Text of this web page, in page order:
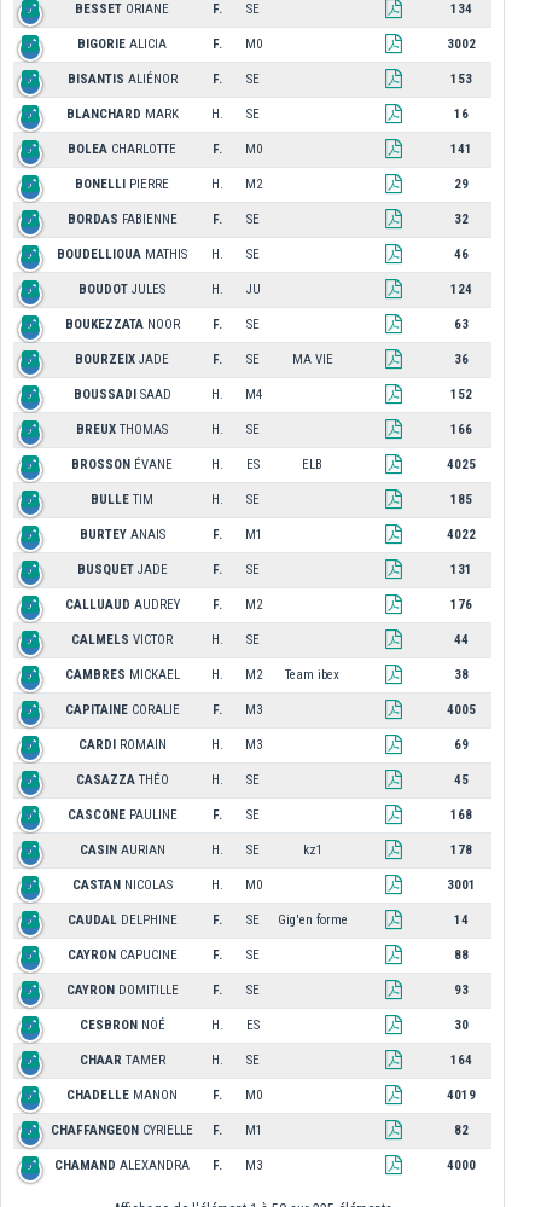
BESSET ORIANE F. SE 134
BIGORIE ALICIA F. M0 3002
BISANTIS ALIÉNOR F. SE 153
BLANCHARD MARK H. SE 16
BOLEA CHARLOTTE F. M0 141
BONELLI PIERRE H. M2 29
BORDAS FABIENNE F. SE 32
BOUDELLIOUA MATHIS H. SE 46
BOUDOT JULES H. JU 124
BOUKEZZATANOOR F. SE 63
BOURZEIX JADE F. SE MA VIE 36
BOUSSADI SAAD H. M4 152
BREUX THOMAS H. SE 166
BROSSON ÉVANE H. ES ELB 4025
BULLE TIM H. SE 185
BURTEYANAIS F. M1 4022
BUSQUETJADE F. SE 131
CALLUAUD AUDREY F. M2 176
CALMELS VICTOR H. SE 44
CAMBRES MICKAEL H. M2 Team ibex 38
CAPITAINECORALIE F. M3 4005
CARDI ROMAIN H. M3 69
CASAZZATHÉO H. SE 45
CASCONEPAULINE F. SE 168
CASIN AURIAN H. SE kz1 178
CASTAN NICOLAS H. M0 3001
CAUDALDELPHINE F. SE Gig'en forme 14
CAYRON CAPUCINE F. SE 88
CAYRON DOMITILLE F. SE 93
CESBRON NOÉ H. ES 30
CHAAR TAMER H. SE 164
CHADELLE MANON F. M0 4019
CHAFFANGEON CYRIELLE F. M1 82
CHAMAND ALEXANDRA F. M3 4000